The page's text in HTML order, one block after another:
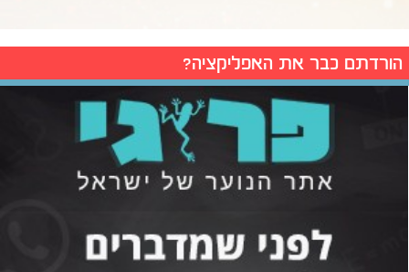
הורדתם כבר את האפליקציה?